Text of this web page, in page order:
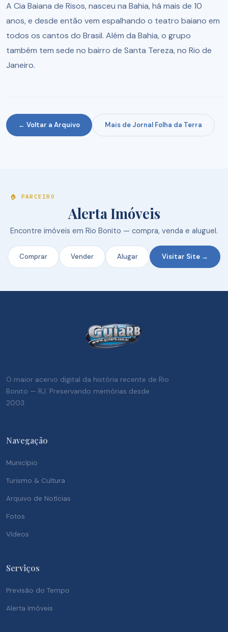
A Cia Baiana de Risos, nasceu na Bahia, há mais de 10
anos, e desde então vem espalhando o teatro baiano em
todos os cantos do Brasil. Além da Bahia, o grupo
também tem sede no bairro de Santa Tereza, no Rio de
Janeiro.
← Voltar a Arquivo Mais de Jornal Folha da Terra
🏠 PARCEIRO
Alerta Imóveis
Encontre imóveis em Rio Bonito — compra, venda e aluguel.
Comprar Vender Alugar Visitar Site →
O maior acervo digital da história recente de Rio
Bonito — RJ. Preservando memórias desde
2003.
Navegação
Município
Turismo & Cultura
Arquivo de Notícias
Fotos
Vídeos
Serviços
Previsão do Tempo
Alerta Imóveis